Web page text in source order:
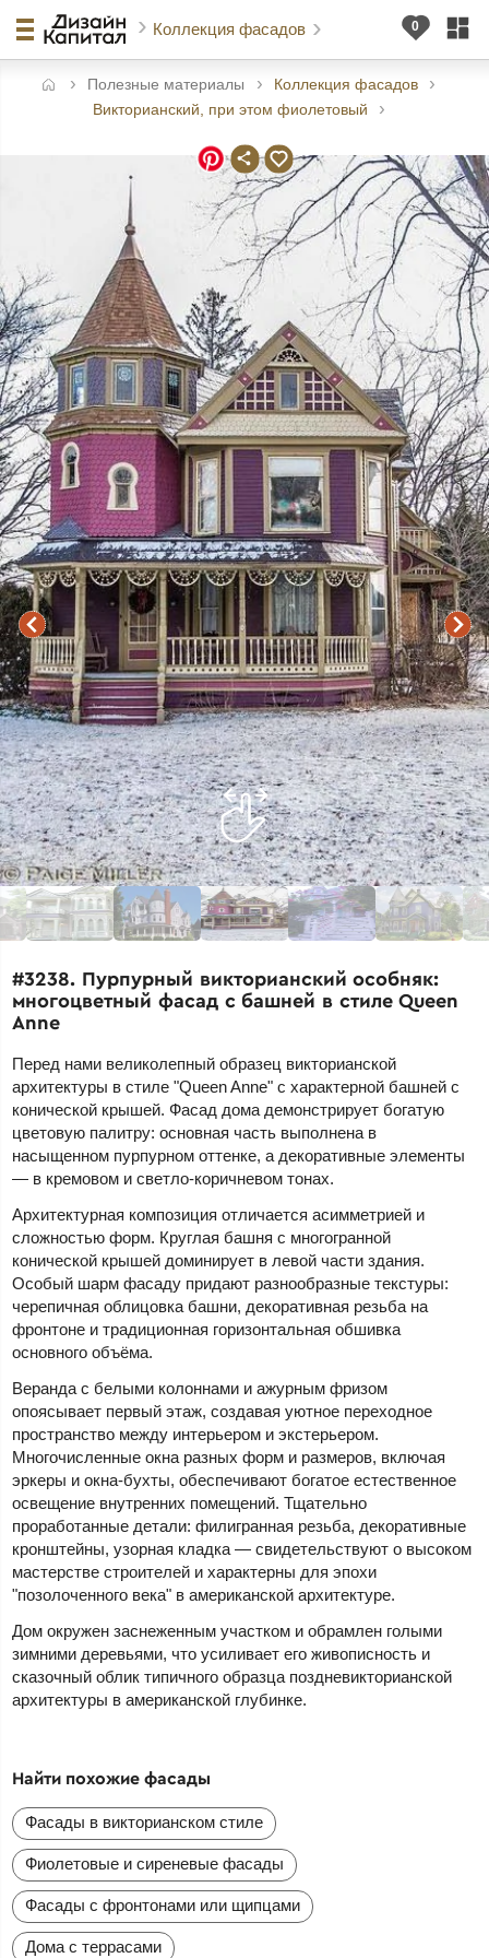
Коллекция фасадов
Полезные материалы
Коллекция фасадов
Викторианский, при этом фиолетовый
#3238. Пурпурный викторианский особняк:
многоцветный фасад с башней в стиле Queen
Anne
Перед нами великолепный образец викторианской
архитектуры в стиле "Queen Anne" с характерной башней с
конической крышей. Фасад дома демонстрирует богатую
цветовую палитру: основная часть выполнена в
насыщенном пурпурном оттенке, а декоративные элементы
— в кремовом и светло-коричневом тонах.
Архитектурная композиция отличается асимметрией и
сложностью форм. Круглая башня с многогранной
конической крышей доминирует в левой части здания.
Особый шарм фасаду придают разнообразные текстуры:
черепичная облицовка башни, декоративная резьба на
фронтоне и традиционная горизонтальная обшивка
основного объёма.
Веранда с белыми колоннами и ажурным фризом
опоясывает первый этаж, создавая уютное переходное
пространство между интерьером и экстерьером.
Многочисленные окна разных форм и размеров, включая
эркеры и окна-бухты, обеспечивают богатое естественное
освещение внутренних помещений. Тщательно
проработанные детали: филигранная резьба, декоративные
кронштейны, узорная кладка — свидетельствуют о высоком
мастерстве строителей и характерны для эпохи
"позолоченного века" в американской архитектуре.
Дом окружен заснеженным участком и обрамлен голыми
зимними деревьями, что усиливает его живописность и
сказочный облик типичного образца поздневикторианской
архитектуры в американской глубинке.
Найти похожие фасады
Фасады в викторианском стиле
Фиолетовые и сиреневые фасады
Фасады с фронтонами или щипцами
Дома с террасами